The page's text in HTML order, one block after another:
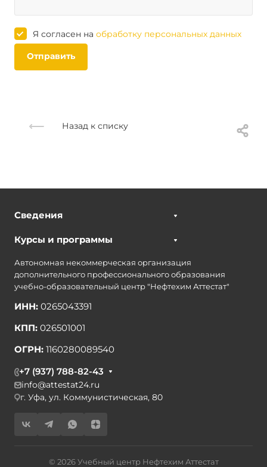
Я согласен на обработку персональных данных
Отправить
Назад к списку
Сведения
Курсы и программы
Автономная некоммерческая организация
дополнительного профессионального образования
учебно-образовательный центр "Нефтехим Аттестат"
ИНН: 0265043391
КПП: 026501001
ОГРН: 1160280089540
+7 (937) 788-82-43
info@attestat24.ru
г. Уфа, ул. Коммунистическая, 80
© 2026 Учебный центр Нефтехим Аттестат